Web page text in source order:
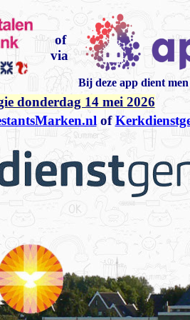
of
via
Bij deze app dient
donderdag 14 mei 2026
of